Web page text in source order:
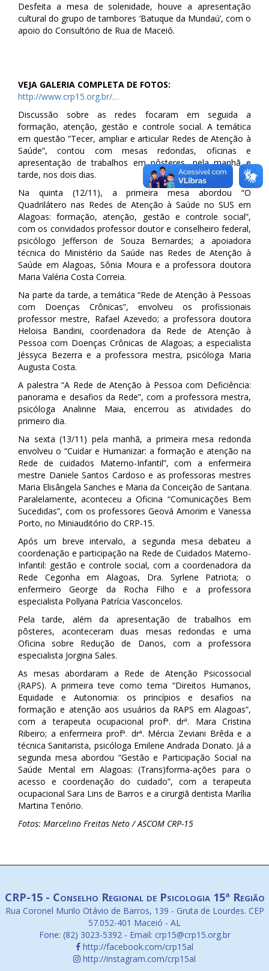
Desfeita a mesa de solenidade, houve a apresentação
cultural do grupo de tambores ‘Batuque da Mundaú’, com o
apoio do Consultório de Rua de Maceió.
VEJA GALERIA COMPLETA DE FOTOS:
http://www.crp15.org.br/…
Discussão sobre as redes focaram em seguida a
formação, atenção, gestão e controle social. A temática
em questão “Tecer, ampliar e articular Redes de Atenção à
Saúde”, contou com mesas redondas, oficinas e
apresentação de trabalhos em pôsteres, pela manhã e
tarde, nos dois dias.
Na quinta (12/11), a primeira mesa abordou “O
Quadrilátero nas Redes de Atenção à Saúde no SUS em
Alagoas: formação, atenção, gestão e controle social”,
com os convidados professor doutor e conselheiro federal,
psicólogo Jefferson de Souza Bernardes; a apoiadora
técnica do Ministério da Saúde nas Redes de Atenção à
Saúde em Alagoas, Sônia Moura e a professora doutora
Maria Valéria Costa Correia.
Na parte da tarde, a temática “Rede de Atenção à Pessoas
com Doenças Crônicas”, envolveu os profissionais
professor mestre, Rafael Azevedo; a professora doutora
Heloisa Bandini, coordenadora da Rede de Atenção à
Pessoa com Doenças Crônicas de Alagoas; a especialista
Jéssyca Bezerra e a professora mestra, psicóloga Maria
Augusta Costa.
A palestra “A Rede de Atenção à Pessoa com Deficiência:
panorama e desafios da Rede”, com a professora mestra,
psicóloga Analinne Maia, encerrou as atividades do
primeiro dia.
Na sexta (13/11) pela manhã, a primeira mesa redonda
envolveu o “Cuidar e Humanizar: a formação e atenção na
Rede de cuidados Materno-Infantil”, com a enfermeira
mestre Daniele Santos Cardoso e as professoras mestres
Maria Elisângela Sanches e Maria da Conceição de Santana.
Paralelamente, aconteceu a Oficina “Comunicações Bem
Sucedidas”, com os professores Geová Amorim e Vanessa
Porto, no Miniauditório do CRP-15.
Após um breve intervalo, a segunda mesa debateu a
coordenação e participação na Rede de Cuidados Materno-
Infantil: gestão e controle social, com a coordenadora da
Rede Cegonha em Alagoas, Dra. Syrlene Patriota; o
enfermeiro George da Rocha Filho e a professora
especialista Pollyana Patrícia Vasconcelos.
Pela tarde, além da apresentação de trabalhos em
pôsteres, aconteceram duas mesas redondas e uma
Oficina sobre Redução de Danos, com a professora
especialista Jorgina Sales.
As mesas abordaram a Rede de Atenção Psicossocial
(RAPS). A primeira teve como tema “Direitos Humanos,
Equidade e Autonomia: os princípios e desafios na
formação e atenção aos usuários da RAPS em Alagoas”,
com a terapeuta ocupacional profª. drª. Mara Cristina
Ribeiro; a enfermeira profª. drª. Mércia Zeviani Brêda e a
técnica Sanitarista, psicóloga Emilene Andrada Donato. Já a
segunda mesa abordou “Gestão e Participação Social na
Saúde Mental em Alagoas: (Trans)forma-ações para o
acesso e coordenação do cuidado”, com a terapeuta
ocupacional Sara Lins de Barros e a cirurgiã dentista Marília
Martina Tenório.
Fotos: Marcelino Freitas Neto / ASCOM CRP-15
CRP-15 - Conselho Regional de Psicologia 15ª Região
Rua Coronel Murilo Otávio de Barros, 139 - Gruta de Lourdes. CEP
57.052-401 Maceió - AL
Fone: (82) 3023-5392 - Email: crp15@crp15.org.br
http://facebook.com/crp15al
http://instagram.com/crp15al